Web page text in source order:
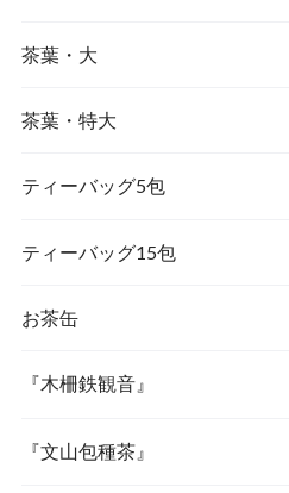
『大禹嶺烏龍茶』
『梨山烏龍茶』
『東方美人茶』
『金萱茶』
『茉莉花茶（ジャスミン茶）』
茶葉・大
茶葉・特大
ティーバッグ5包
ティーバッグ15包
お茶缶
『木柵鉄観音』
『文山包種茶』